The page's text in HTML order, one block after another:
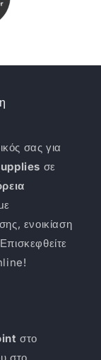
σας για
σε
ενοικίαση
στο